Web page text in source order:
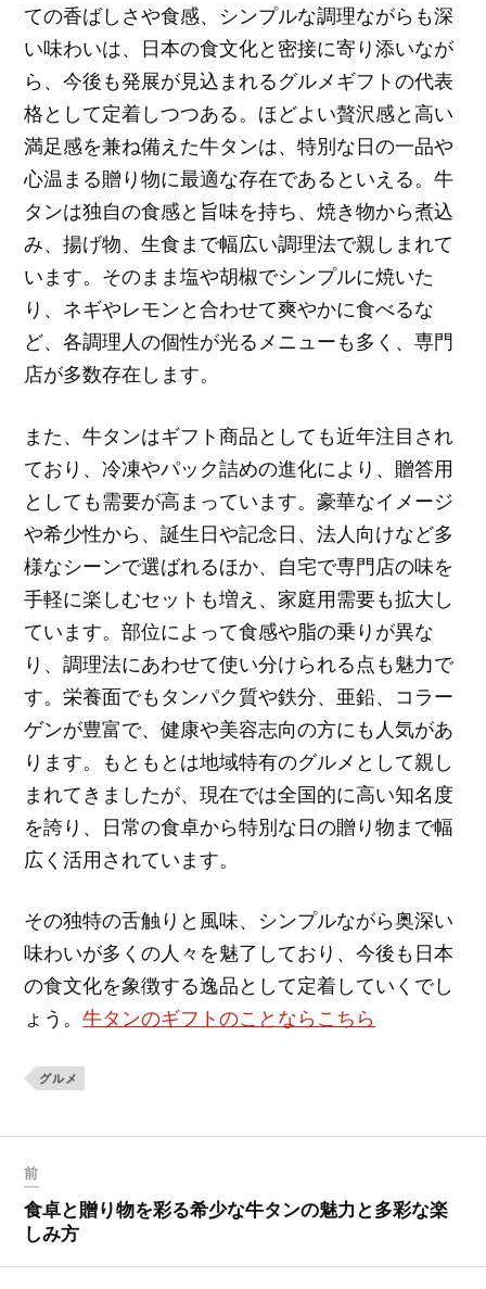
ての香ばしさや食感、シンプルな調理ながらも深
い味わいは、日本の食文化と密接に寄り添いなが
ら、今後も発展が見込まれるグルメギフトの代表
格として定着しつつある。ほどよい贅沢感と高い
満足感を兼ね備えた牛タンは、特別な日の一品や
心温まる贈り物に最適な存在であるといえる。牛
タンは独自の食感と旨味を持ち、焼き物から煮込
み、揚げ物、生食まで幅広い調理法で親しまれて
います。そのまま塩や胡椒でシンプルに焼いた
り、ネギやレモンと合わせて爽やかに食べるな
ど、各調理人の個性が光るメニューも多く、専門
店が多数存在します。
また、牛タンはギフト商品としても近年注目され
ており、冷凍やパック詰めの進化により、贈答用
としても需要が高まっています。豪華なイメージ
や希少性から、誕生日や記念日、法人向けなど多
様なシーンで選ばれるほか、自宅で専門店の味を
手軽に楽しむセットも増え、家庭用需要も拡大し
ています。部位によって食感や脂の乗りが異な
り、調理法にあわせて使い分けられる点も魅力で
す。栄養面でもタンパク質や鉄分、亜鉛、コラー
ゲンが豊富で、健康や美容志向の方にも人気があ
ります。もともとは地域特有のグルメとして親し
まれてきましたが、現在では全国的に高い知名度
を誇り、日常の食卓から特別な日の贈り物まで幅
広く活用されています。
その独特の舌触りと風味、シンプルながら奥深い
味わいが多くの人々を魅了しており、今後も日本
の食文化を象徴する逸品として定着していくでし
ょう。牛タンのギフトのことならこちら
グルメ
前
食卓と贈り物を彩る希少な牛タンの魅力と多彩な楽
しみ方